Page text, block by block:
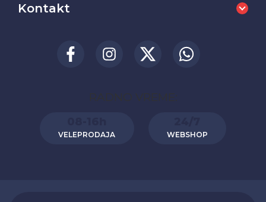
Kontakt
RADNO VREME:
VELEPRODAJA WEBSHOP